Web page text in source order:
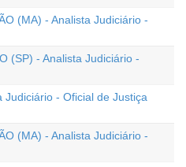
(MA) - Analista Judiciário -
(SP) - Analista Judiciário -
Judiciário - Oficial de Justiça
(MA) - Analista Judiciário -